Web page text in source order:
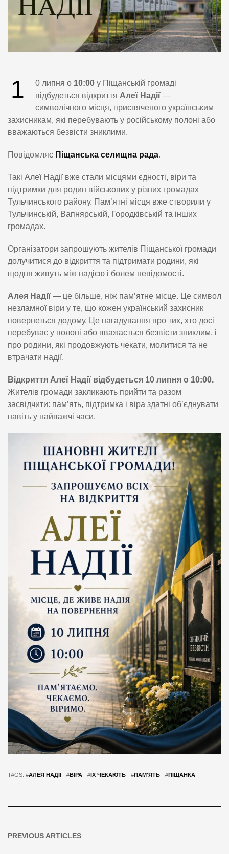
1 0 липня о 10:00 у Піщанській громаді
відбудеться відкриття Алеї Надії —
символічного місця, присвяченого українським
захисникам, які перебувають у російському полоні або
вважаються безвісти зниклими.
Повідомляє Піщанська селищна рада.
Такі Алеї Надії вже стали місцями єдності, віри та
підтримки для родин військових у різних громадах
Тульчинського району. Пам’ятні місця вже створили у
Тульчинській, Вапнярській, Городківській та інших
громадах.
Організатори запрошують жителів Піщанської громади
долучитися до відкриття та підтримати родини, які
щодня живуть між надією і болем невідомості.
Алея Надії — це більше, ніж пам’ятне місце. Це символ
незламної віри у те, що кожен український захисник
повернеться додому. Це нагадування про тих, хто досі
перебуває у полоні або вважається безвісти зниклим, і
про родини, які продовжують чекати, молитися та не
втрачати надії.
Відкриття Алеї Надії відбудеться 10 липня о 10:00.
Жителів громади закликають прийти та разом
засвідчити: пам’ять, підтримка і віра здатні об’єднувати
навіть у найважчі часи.
TAGS: #АЛЕЯ НАДІЇ #ВІРА # ЇХ ЧЕКАЮТЬ #ПАМ'ЯТЬ #ПІЩАНКА
PREVIOUS ARTICLES